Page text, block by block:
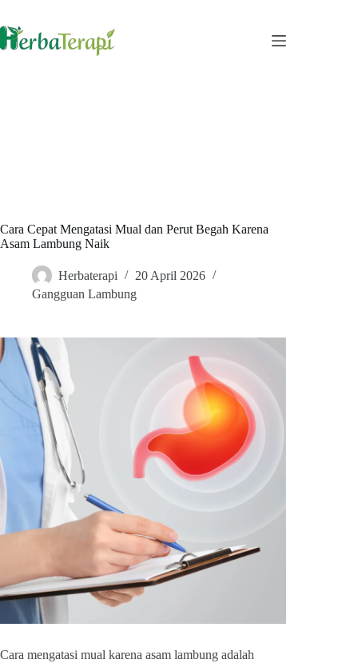
content
Cara Cepat Mengatasi Mual dan Perut Begah Karena
Asam Lambung Naik
Herbaterapi
20 April 2026
Gangguan Lambung
Cara mengatasi mual karena asam lambung adalah